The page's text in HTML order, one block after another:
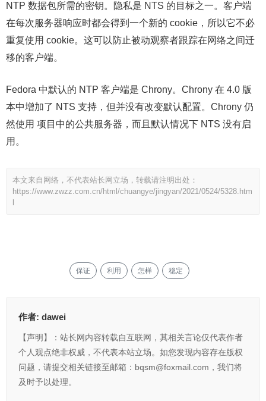
NTP 数据包所需的密钥。隐私是 NTS 的目标之一。客户端
在每次服务器响应时都会得到一个新的 cookie，所以它不必
重复使用 cookie。这可以防止被动观察者跟踪在网络之间迁
移的客户端。
Fedora 中默认的 NTP 客户端是 Chrony。Chrony 在 4.0 版
本中增加了 NTS 支持，但并没有改变默认配置。Chrony 仍
然使用 项目中的公共服务器，而且默认情况下 NTS 没有启
用。
本文来自网络，不代表站长网立场，转载请注明出处：
https://www.zwzz.com.cn/html/chuangye/jingyan/2021/0524/5328.htm
保证 利用 怎样 稳定
作者: dawei
【声明】：站长网内容转载自互联网，其相关言论仅代表作者
个人观点绝非权威，不代表本站立场。如您发现内容存在版权
问题，请提交相关链接至邮箱：bqsm@foxmail.com，我们将
及时予以处理。